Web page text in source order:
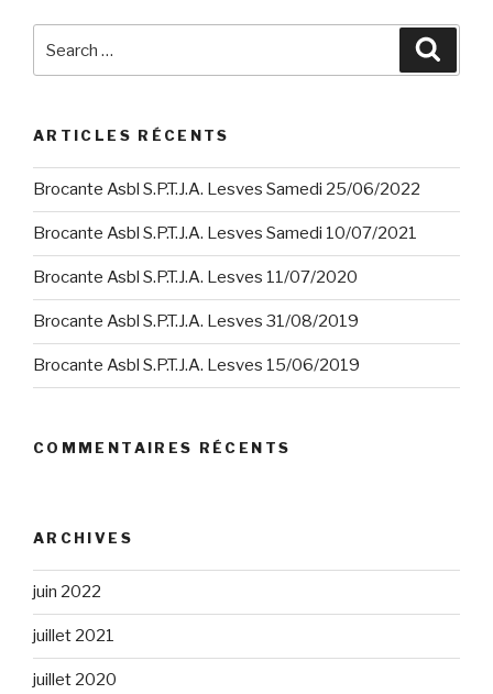
ARTICLES RÉCENTS
Brocante Asbl S.P.T.J.A. Lesves Samedi 25/06/2022
Brocante Asbl S.P.T.J.A. Lesves Samedi 10/07/2021
Brocante Asbl S.P.T.J.A. Lesves 11/07/2020
Brocante Asbl S.P.T.J.A. Lesves 31/08/2019
Brocante Asbl S.P.T.J.A. Lesves 15/06/2019
COMMENTAIRES RÉCENTS
ARCHIVES
juin 2022
juillet 2021
juillet 2020